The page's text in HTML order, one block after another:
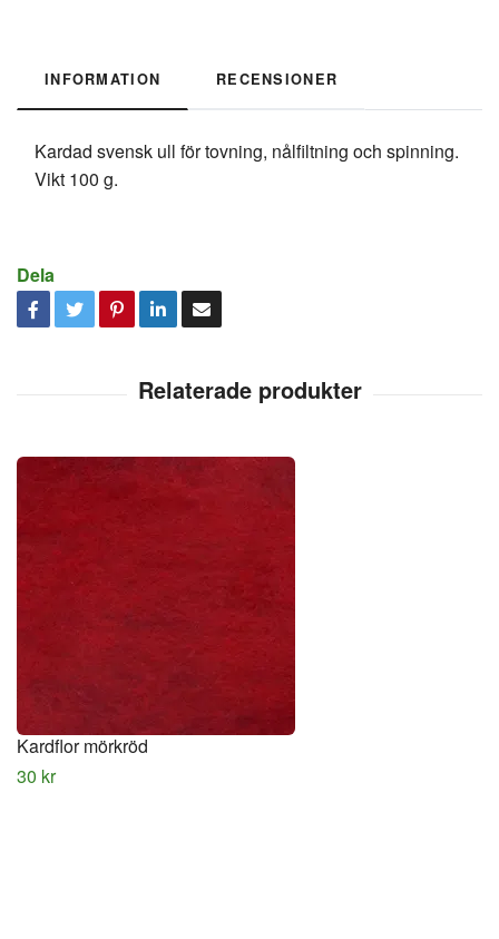
INFORMATION RECENSIONER
Kardad svensk ull för tovning, nålfiltning och spinning.
Vikt 100 g.
Dela
Kardflor mörkröd
30 kr